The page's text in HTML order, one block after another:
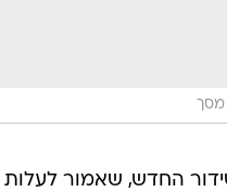
מסך
החדש, שאמור לעלות